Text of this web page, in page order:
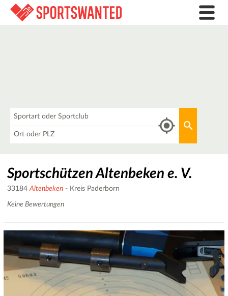
Sportschützen Altenbeken e. V.
33184Altenbeken - Kreis Paderborn
Keine Bewertungen